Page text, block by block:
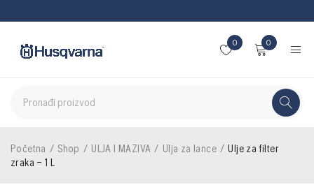
0 0
Početna / Shop / ULJA I MAZIVA / Ulja za lance / Ulje za filter
zraka – 1 L